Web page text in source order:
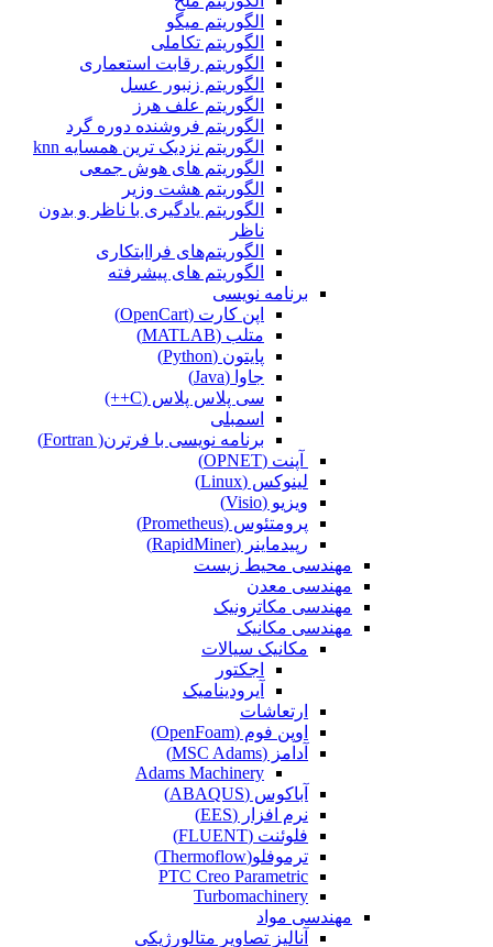
الگوریتم میگو
الگوریتم تکاملی
الگوریتم رقابت استعماری
الگوریتم زنبور عسل
الگوریتم علف هرز
الگوریتم فروشنده دوره گرد
الگوریتم نزدیک ترین همسایه knn
الگوریتم های هوش جمعی
الگوریتم هشت وزیر
الگوریتم یادگیری با ناظر و بدون
ناظر
الگوریتم‌های فراابتکاری
الگوریتم های پیشرفته
برنامه نویسی
اپن کارت (OpenCart)
متلب (MATLAB)
پایتون (Python)
جاوا (Java)
سی پلاس پلاس (C++)
اسمبلی
برنامه نویسی با فرترن( Fortran)
آپنت (OPNET)
لینوکس (Linux)
ویزیو (Visio)
پرومتئوس (Prometheus)
رپیدماینر (RapidMiner)
مهندسی محیط زیست
مهندسی معدن
مهندسی مکاترونیک
مهندسی مکانیک
مکانیک سیالات
اجکتور
آیرودینامیک
ارتعاشات
اوپن فوم (OpenFoam)
آدامز (MSC Adams)
Adams Machinery
آباکوس (ABAQUS)
نرم افزار (EES)
فلوئنت (FLUENT)
ترموفلو(Thermoflow)
PTC Creo Parametric
Turbomachinery
مهندسی مواد
آنالیز تصاویر متالورژیکی